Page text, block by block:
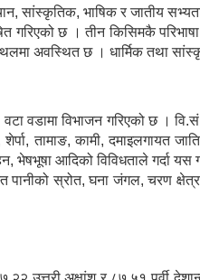
सांस्कृतिक, भाषिक र जातीय
गरिएको छ । तीन किसिमकै
अवस्थित छ । धार्मिक तथा
वडामा विभाजन गरिएको छ ।
तामाङ, कामी, दमाइलगायत
आदिको विविधताले गर्दा यस
पानीको स्रोत, घना जंगल, चरण